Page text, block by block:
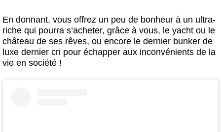
En donnant, vous offrez un peu de bonheur à un ultra-
riche qui pourra s’acheter, grâce à vous, le yacht ou le
château de ses rêves, ou encore le dernier bunker de
luxe dernier cri pour échapper aux inconvénients de la
vie en société !